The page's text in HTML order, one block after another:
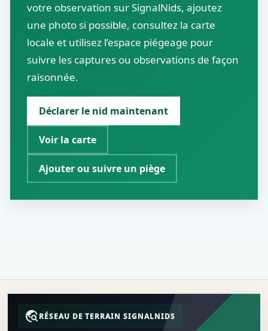
votre observation sur SignalNids, ajoutez
une photo si possible, consultez la carte
locale et utilisez l’espace piégeage pour
suivre les captures ou observations de façon
raisonnée.
Déclarer le nid maintenant
Voir la carte
Ajouter ou suivre un piège
travel_exploreRÉSEAU DE TERRAIN SIGNALNIDS